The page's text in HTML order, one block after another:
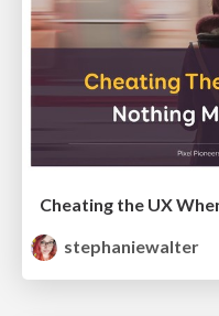
stephaniewalter